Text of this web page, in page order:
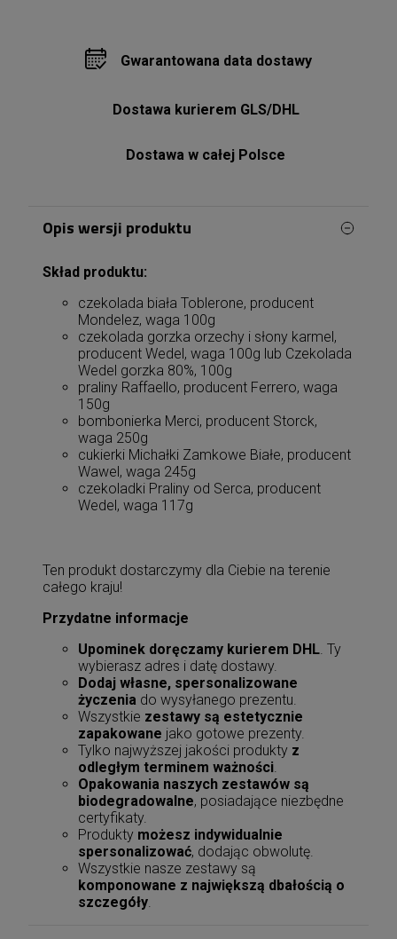
Gwarantowana data dostawy
Dostawa kurierem GLS/DHL
Dostawa w całej Polsce
Opis wersji produktu
Skład produktu:
czekolada biała Toblerone, producent
Mondelez, waga 100g
czekolada gorzka orzechy i słony karmel,
producent Wedel, waga 100g lub Czekolada
Wedel gorzka 80%, 100g
praliny Raffaello, producent Ferrero, waga
150g
bombonierka Merci, producent Storck,
waga 250g
cukierki Michałki Zamkowe Białe, producent
Wawel, waga 245g
czekoladki Praliny od Serca, producent
Wedel, waga 117g
Ten produkt dostarczymy dla Ciebie na terenie
całego kraju!
Przydatne informacje
Upominek doręczamy kurierem DHL. Ty
wybierasz adres i datę dostawy.
Dodaj własne, spersonalizowane
życzenia do wysyłanego prezentu.
Wszystkie zestawy są estetycznie
zapakowane jako gotowe prezenty.
Tylko najwyższej jakości produkty z
odległym terminem ważności.
Opakowania naszych zestawów są
biodegradowalne, posiadające niezbędne
certyfikaty.
Produkty możesz indywidualnie
spersonalizować, dodając obwolutę.
Wszystkie nasze zestawy są
komponowane z największą dbałością o
szczegóły.